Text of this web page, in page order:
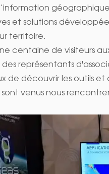
et solutions
territoire.
centaine de visiteurs
représentants
de découvrir les outils
venus nous